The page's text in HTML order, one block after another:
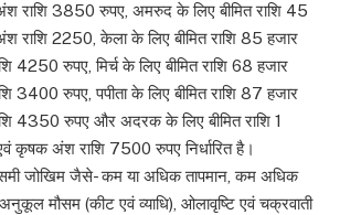
राशि 3850 रुपए, अमरुद के लिए बीमित राशि 45
राशि 2250, केला के लिए बीमित राशि 85 हजार
4250 रुपए, मिर्च के लिए बीमित राशि 68 हजार
3400 रुपए, पपीता के लिए बीमित राशि 87 हजार
4350 रुपए और अदरक के लिए बीमित राशि 1
कृषक अंश राशि 7500 रुपए निर्धारित है।
जोखिम जैसे- कम या अधिक तापमान, कम अधिक
अनुकूल मौसम (कीट एवं व्याधि), ओलावृष्टि एवं चक्रवाती